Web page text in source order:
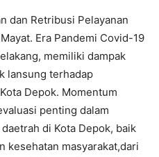
dan Retribusi Pelayanan
Era Pandemi Covid-19
memiliki dampak
lansung terhadap
Depok. Momentum
penting dalam
di Kota Depok, baik
kesehatan masyarakat,dari